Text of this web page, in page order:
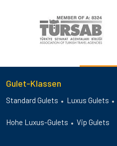
Gulet-Klassen
Standard Gulets Luxus Gulets
Hohe Luxus-Gulets Vip Gulets